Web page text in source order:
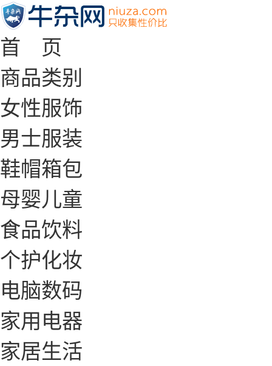
首 页
商品类别
女性服饰
男士服装
鞋帽箱包
母婴儿童
食品饮料
个护化妆
电脑数码
家用电器
家居生活